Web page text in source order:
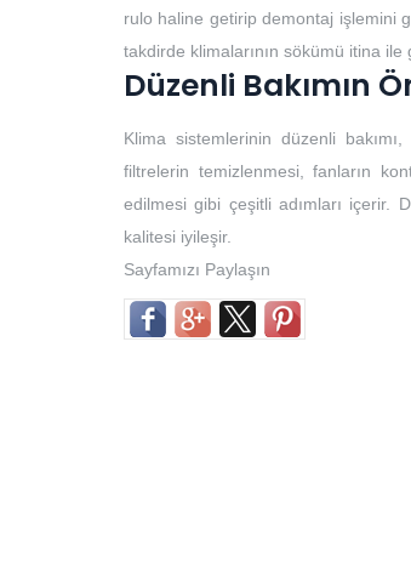
rulo haline getirip demontaj işlemini
takdirde klimalarının sökümü itina ile
Düzenli Bakımın
Klima sistemlerinin düzenli
filtrelerin temizlenmesi, fanların
edilmesi gibi çeşitli adımları içerir.
kalitesi iyileşir.
Sayfamızı Paylaşın